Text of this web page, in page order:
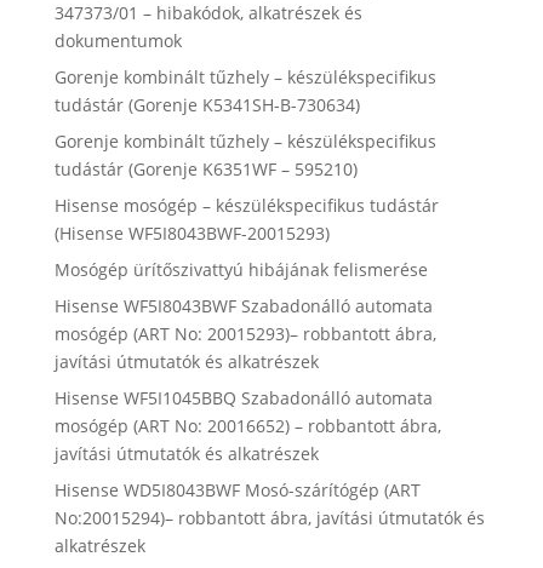
347373/01 – hibakódok, alkatrészek és
dokumentumok
Gorenje kombinált tűzhely – készülékspecifikus
tudástár (Gorenje K5341SH-B-730634)
Gorenje kombinált tűzhely – készülékspecifikus
tudástár (Gorenje K6351WF – 595210)
Hisense mosógép – készülékspecifikus tudástár
(Hisense WF5I8043BWF-20015293)
Mosógép ürítőszivattyú hibájának felismerése
Hisense WF5I8043BWF Szabadonálló automata
mosógép (ART No: 20015293)– robbantott ábra,
javítási útmutatók és alkatrészek
Hisense WF5I1045BBQ Szabadonálló automata
mosógép (ART No: 20016652) – robbantott ábra,
javítási útmutatók és alkatrészek
Hisense WD5I8043BWF Mosó-szárítógép (ART
No:20015294)– robbantott ábra, javítási útmutatók és
alkatrészek